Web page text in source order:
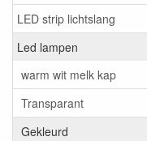
LED strip lichtslang
Led lampen
warm wit melk kap
Transparant
Gekleurd